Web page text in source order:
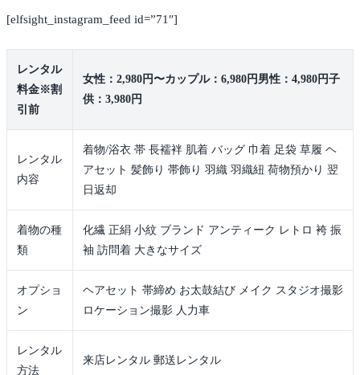
[elfsight_instagram_feed id=”71″]
レンタル
料金※割
引前
女性：2,980円〜カップル：6,980円男性：4,980円子
供：3,980円
レンタル
内容
着物/浴衣 帯 長襦袢 肌着 バッグ 巾着 足袋 草履 ヘ
アセット 髪飾り 帯飾り 羽織 羽織紐 荷物預かり 翌
日返却
着物の種
類
化繊 正絹 小紋 ブランド アンティーク レトロ 袴 振
袖 訪問着 大きなサイズ
オプショ
ン
ヘアセット 帯締め お太鼓結び メイク スタジオ撮影
ロケーション撮影 人力車
レンタル
方法
来店レンタル 郵送レンタル